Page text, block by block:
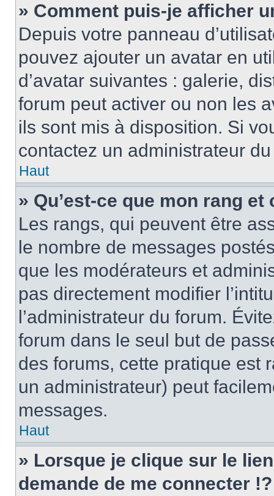
» Comment puis-je afficher
Depuis votre panneau
pouvez ajouter un avatar en
d’avatar suivantes : galerie,
forum peut activer ou non les
ils sont mis à disposition. Si
contactez un administrateur
Haut
» Qu’est-ce que mon rang
Les rangs, qui peuvent être
le nombre de messages
que les modérateurs et
pas directement modifier
l’administrateur du forum.
forum dans le seul but de
des forums, cette pratique est
un administrateur) peut
messages.
Haut
» Lorsque je clique sur le
demande de me connecter !?